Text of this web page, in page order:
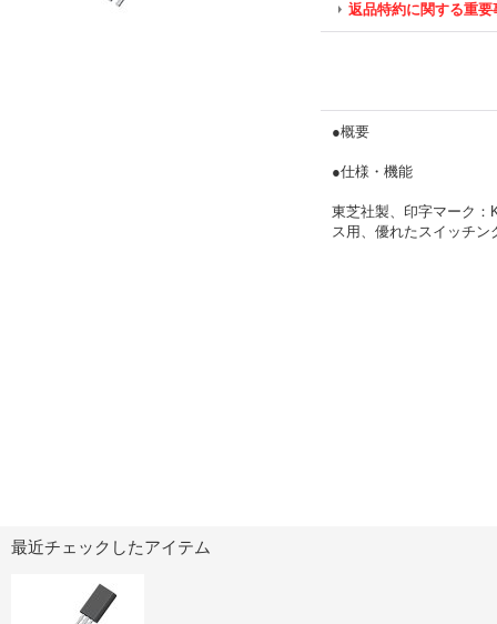
返品特約に関する重要
●概要
●仕様・機能
東芝社製、印字マーク：
ス用、優れたスイッチン
最近チェックしたアイテム